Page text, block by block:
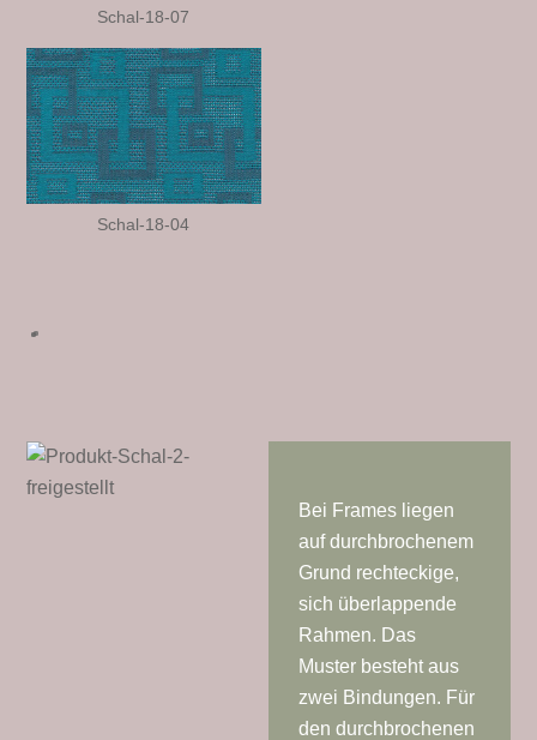
Schal-18-07
Schal-18-04
Bei Frames liegen
auf durchbrochenem
Grund rechteckige,
sich überlappende
Rahmen. Das
Muster besteht aus
zwei Bindungen. Für
den durchbrochenen